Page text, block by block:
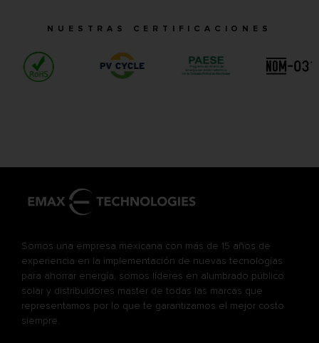
NUESTRAS CERTIFICACIONES
Somos una empresa mexicana con más de 15 años de
experiencia en la implementación de nuevas tecnologías
para ahorrar energía, somos líderes en alumbrado público
solar y distribuidores master de todas las marcas que
representamos por lo que te garantizamos el mejor costo
siempre.